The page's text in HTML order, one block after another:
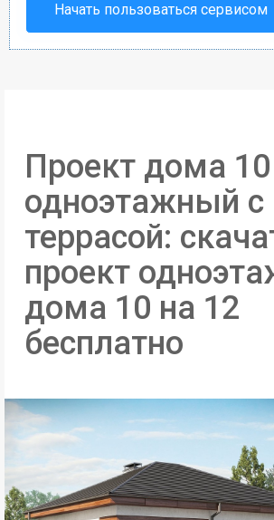
Начать пользоваться сервисом
Проект дома
одноэтажный с
террасой:
проект
дома 10 на 12
бесплатно